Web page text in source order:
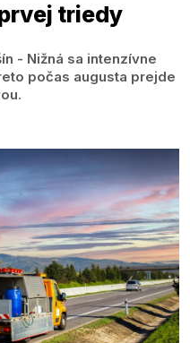
triedy
- Nižná sa intenzívne
počas augusta prejde